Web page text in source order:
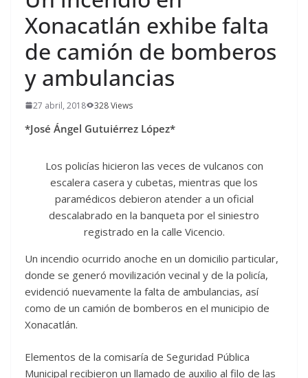
Xonacatlán exhibe falta
de camión de bomberos
y ambulancias
27 abril, 2018 328 Views
*José Ángel Gutuiérrez López*
Los policías hicieron las veces de vulcanos con
escalera casera y cubetas, mientras que los
paramédicos debieron atender a un oficial
descalabrado en la banqueta por el siniestro
registrado en la calle Vicencio.
Un incendio ocurrido anoche en un domicilio particular,
donde se generó movilización vecinal y de la policía,
evidenció nuevamente la falta de ambulancias, así
como de un camión de bomberos en el municipio de
Xonacatlán.
Elementos de la comisaría de Seguridad Pública
Municipal recibieron un llamado de auxilio al filo de las